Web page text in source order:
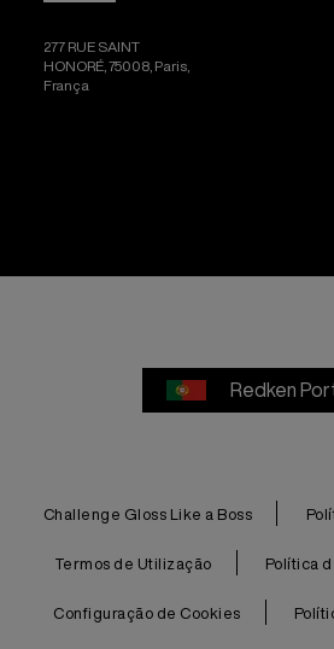
277 RUE SAINT
HONORÉ, 75008, Paris,
França
Redken
Challenge Gloss Like a Boss
Termos de Utilização Política
Configuração de Cookies